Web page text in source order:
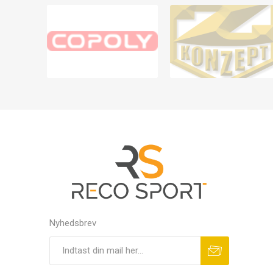
Nyhedsbrev